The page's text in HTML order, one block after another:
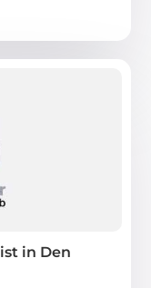
in Den